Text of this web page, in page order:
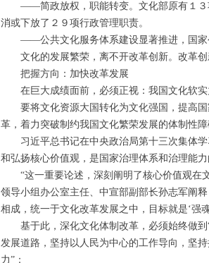
——简政放权，职能转变。文化部原有１３项
消或下放了２９项行政管理职责。
——公共文化服务体系建设显著推进，国家公
文化的发展繁荣，离不开改革创新。改革创
把握方向：加快改革发展
在巨大成绩面前，必须正视：我国文化软实
要将文化资源大国转化为文化强国，提高国
革，着力突破制约我国文化繁荣发展的体制性障
习近平总书记在中央政治局第十三次集体学
和弘扬核心价值观，是国家治理体系和治理能
“这一重要论述，深刻阐明了核心价值观在
领导小组办公室主任、中宣部副部长孙志军阐
相成，统一于文化改革发展之中，目标就是‘强
基于此，深化文化体制改革，必须始终做到
发展道路，坚持以人民为中心的工作导向，坚
力”：